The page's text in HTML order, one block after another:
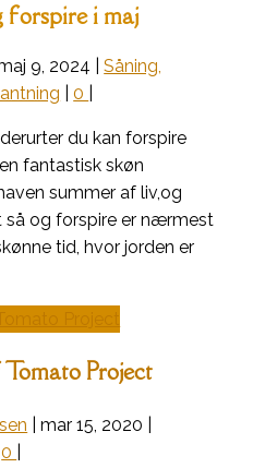
forspire i maj
9, 2024 |Såning,
|0
du kan forspire
fantastisk skøn
summer af liv,og
så og forspire er nærmest
tid, hvor jorden er
Project
|mar 15, 2020
0